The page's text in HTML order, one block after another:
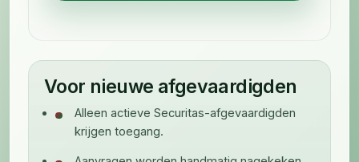
Voor nieuwe afgevaardigden
Alleen actieve Securitas-afgevaardigden
krijgen toegang.